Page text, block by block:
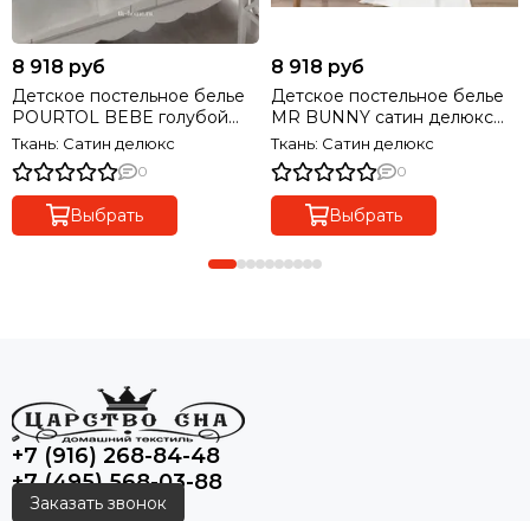
8 918 руб
Детское постельное белье
POURTOL BEBE голубой
сатин делюкс TIVOLYO
HOME Турция
Ткань: Сатин делюкс
0
Выбрать
8 918 руб
Детское постельное белье
MR BUNNY сатин делюкс
TIVOLYO HOME Турция
Ткань: Сатин делюкс
0
Выбрать
+7 (916) 268-84-48
+7 (495) 568-03-88
Заказать звонок